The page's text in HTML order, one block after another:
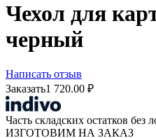
Чехол для
черный
Написать отзыв
Заказать1 720.00 ₽
Часть складских остатков без
ИЗГОТОВИМ НА ЗАКАЗ